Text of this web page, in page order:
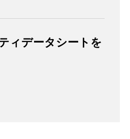
ィデータシートを